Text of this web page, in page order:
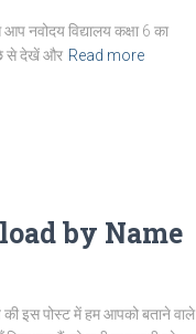
विद्यालय कक्षा 6 का
से देखें और Read more
by Name
पोस्ट में हम आपको बताने वाले